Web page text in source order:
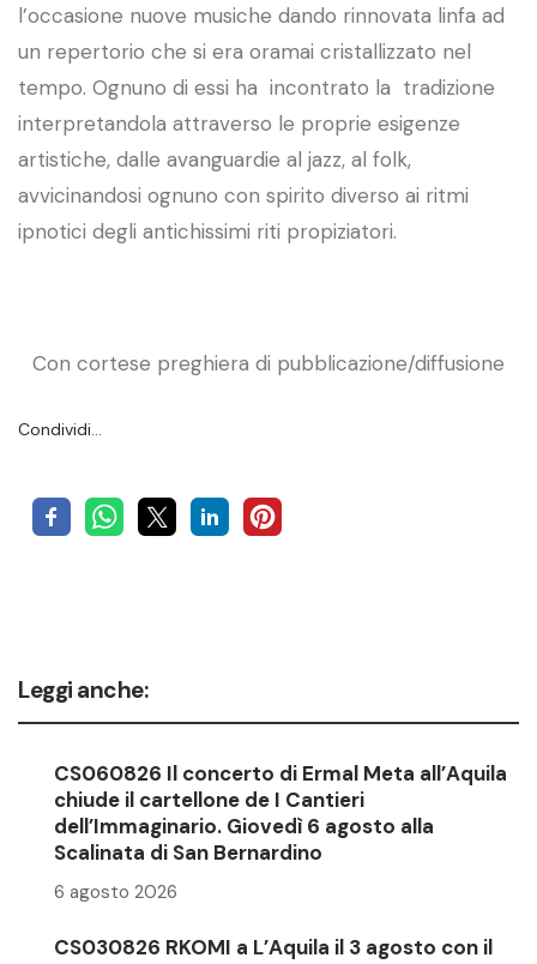
l’occasione nuove musiche dando rinnovata linfa ad
un repertorio che si era oramai cristallizzato nel
tempo. Ognuno di essi ha incontrato la tradizione
interpretandola attraverso le proprie esigenze
artistiche, dalle avanguardie al jazz, al folk,
avvicinandosi ognuno con spirito diverso ai ritmi
ipnotici degli antichissimi riti propiziatori.
Con cortese preghiera di pubblicazione/diffusione
Condividi…
Leggi anche:
CS060826 Il concerto di Ermal Meta all’Aquila
chiude il cartellone de I Cantieri
dell’Immaginario. Giovedì 6 agosto alla
Scalinata di San Bernardino
6 agosto 2026
CS030826 RKOMI a L’Aquila il 3 agosto con il